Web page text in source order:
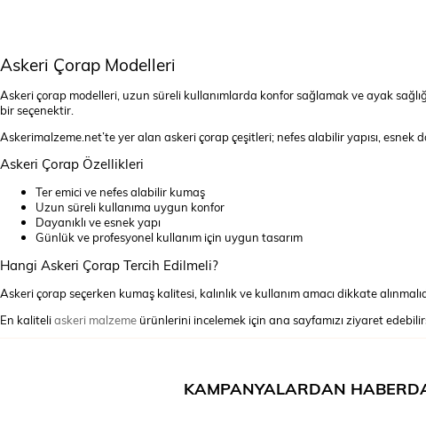
Askeri Çorap Modelleri
Askeri çorap modelleri, uzun süreli kullanımlarda konfor sağlamak ve ayak
bir seçenektir.
Askerimalzeme.net’te yer alan askeri çorap çeşitleri; nefes alabilir yapısı,
Askeri Çorap Özellikleri
Ter emici ve nefes alabilir kumaş
Uzun süreli kullanıma uygun konfor
Dayanıklı ve esnek yapı
Günlük ve profesyonel kullanım için uygun tasarım
Hangi Askeri Çorap Tercih Edilmeli?
Askeri çorap seçerken kumaş kalitesi, kalınlık ve kullanım amacı dikkate
En kaliteliaskeri malzeme ürünlerini incelemek için ana sayfamızı ziyaret
KAMPANYALARDAN